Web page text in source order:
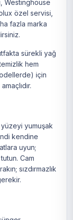
Westinghouse
özel servisi
fazla marka
sürekli yağ
hem
için
yüzeyi yumuşak
kendine
uyun;
Cam
sızdırmazlık